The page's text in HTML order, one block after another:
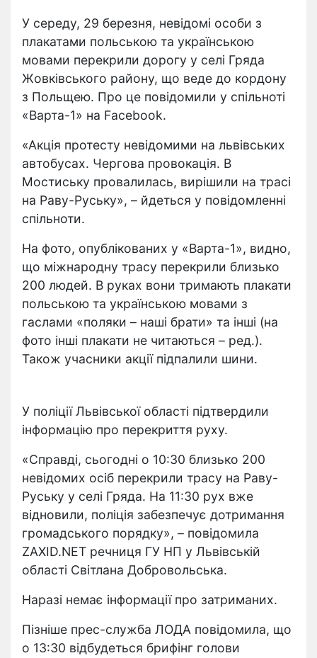
У середу, 29 березня, невідомі особи з
плакатами польською та українською
мовами перекрили дорогу у селі Гряда
Жовківського району, що веде до кордону
з Польщею. Про це повідомили у спільноті
«Варта-1» на Facebook.
«Акція протесту невідомими на львівських
автобусах. Чергова провокація. В
Мостиську провалилась, вирішили на трасі
на Раву-Руську», – йдеться у повідомленні
спільноти.
На фото, опублікованих у «Варта-1», видно,
що міжнародну трасу перекрили близько
200 людей. В руках вони тримають плакати
польською та українською мовами з
гаслами «поляки – наші брати» та інші (на
фото інші плакати не читаються – ред.).
Також учасники акції підпалили шини.
У поліції Львівської області підтвердили
інформацію про перекриття руху.
«Справді, сьогодні о 10:30 близько 200
невідомих осіб перекрили трасу на Раву-
Руську у селі Гряда. На 11:30 рух вже
відновили, поліція забезпечує дотримання
громадського порядку», – повідомила
ZAXID.NET речниця ГУ НП у Львівській
області Світлана Добровольська.
Наразі немає інформації про затриманих.
Пізніше прес-служба ЛОДА повідомила, що
о 13:30 відбудеться брифінг голови